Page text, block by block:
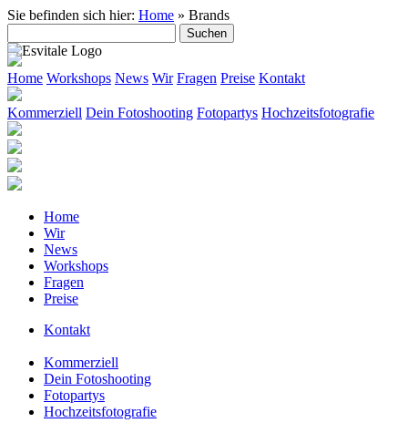
Sie befinden sich hier: Home » Brands
nach:
Home Workshops News Wir Fragen Preise Kontakt
Kommerziell Dein Fotoshooting Fotopartys Hochzeitsfotografie
Home
Wir
News
Workshops
Fragen
Preise
Kontakt
Kommerziell
Dein Fotoshooting
Fotopartys
Hochzeitsfotografie